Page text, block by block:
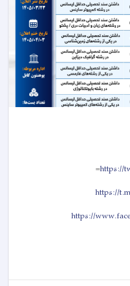
https://
=
https://
https://